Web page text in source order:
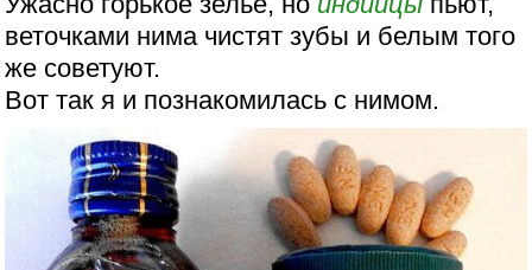
веточками нима чистят зубы и белым того
же советуют.
Вот так я и познакомилась с нимом.